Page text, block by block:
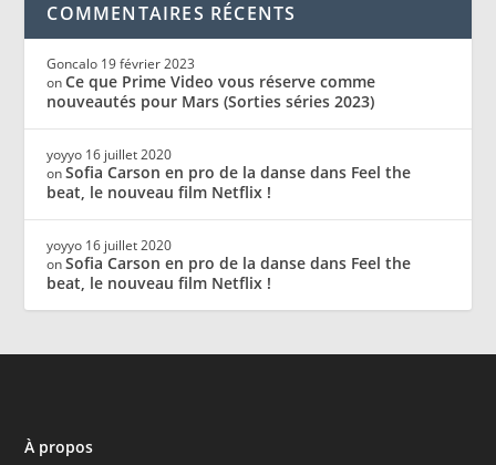
COMMENTAIRES RÉCENTS
Goncalo 19 février 2023
onCe que Prime Video vous réserve comme
nouveautés pour Mars (Sorties séries 2023)
yoyyo 16 juillet 2020
onSofia Carson en pro de la danse dans Feel the
beat, le nouveau film Netflix !
yoyyo 16 juillet 2020
onSofia Carson en pro de la danse dans Feel the
beat, le nouveau film Netflix !
À propos